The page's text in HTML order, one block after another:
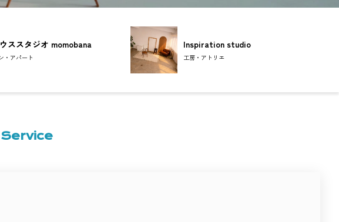
ススタジオ momobana
・アパート
Inspiration studio
工房・アトリエ
Service